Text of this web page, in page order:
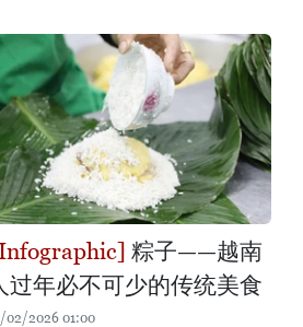
粽子——越南
过年必不可少的传统美食
02/2026 01:00